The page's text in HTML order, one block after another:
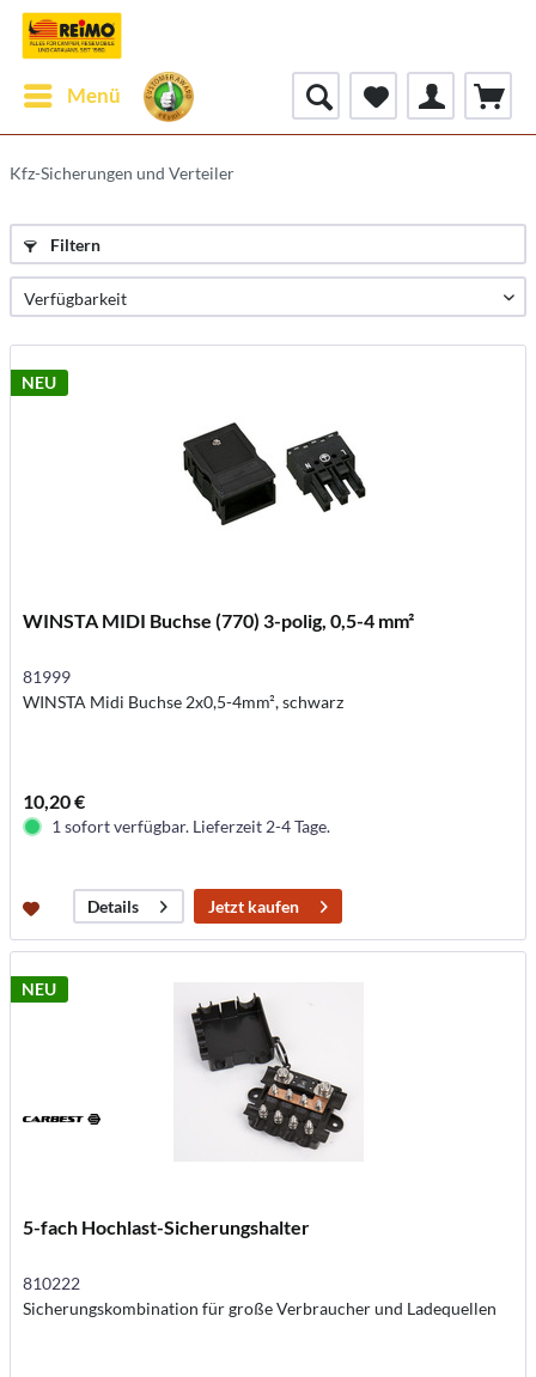
Menü
Kfz-Sicherungen und Verteiler
Filtern
NEU
WINSTA MIDI Buchse (770) 3-polig, 0,5-4 mm²
81999
WINSTA Midi Buchse 2x0,5-4mm², schwarz
10,20 €
1 sofort verfügbar. Lieferzeit 2-4 Tage.
Details Jetzt kaufen
NEU
5-fach Hochlast-Sicherungshalter
810222
Sicherungskombination für große Verbraucher und Ladequellen